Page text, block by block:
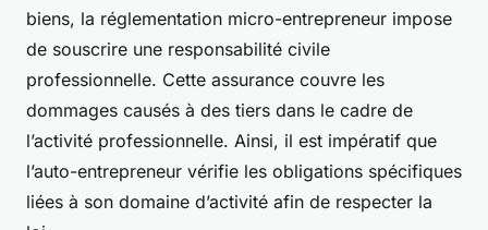
biens, la réglementation micro-entrepreneur impose
de souscrire une responsabilité civile
professionnelle. Cette assurance couvre les
dommages causés à des tiers dans le cadre de
l’activité professionnelle. Ainsi, il est impératif que
l’auto-entrepreneur vérifie les obligations spécifiques
liées à son domaine d’activité afin de respecter la